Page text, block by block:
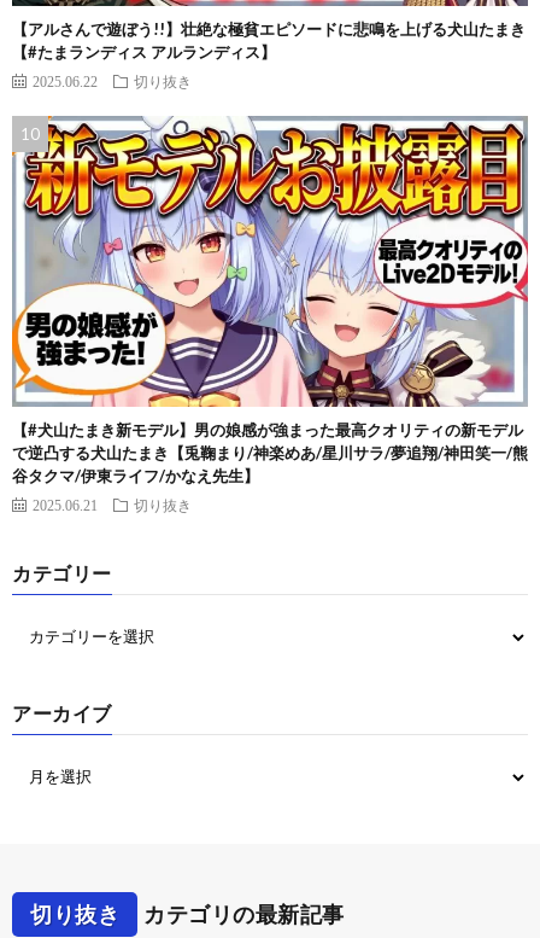
【アルさんで遊ぼう!!】壮絶な極貧エピソードに悲鳴を上げる犬山たまき
【#たまランディス アルランディス】
2025.06.22 切り抜き
【#犬山たまき新モデル】男の娘感が強まった最高クオリティの新モデル
で逆凸する犬山たまき【兎鞠まり/神楽めあ/星川サラ/夢追翔/神田笑一/熊
谷タクマ/伊東ライフ/かなえ先生】
2025.06.21 切り抜き
カテゴリー
アーカイブ
切り抜き カテゴリの最新記事